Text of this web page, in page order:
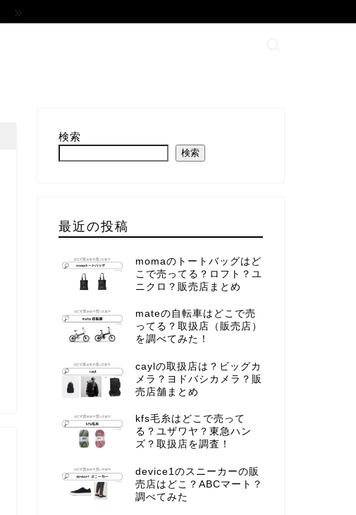
検索
検索
最近の投稿
momaのトートバッグはど
こで売ってる？ロフト？ユ
ニクロ？販売店まとめ
mateの自転車はどこで売
ってる？取扱店（販売店）
を調べてみた！
caylの取扱店は？ビッグカ
メラ？ヨドバシカメラ？販
売店舗まとめ
kfs毛糸はどこで売って
る？ユザワヤ？東急ハン
ズ？取扱店を調査！
device1のスニーカーの販
売店はどこ？ABCマート？
調べてみた